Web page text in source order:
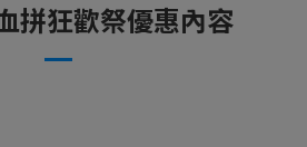
拼狂歡祭優惠內容